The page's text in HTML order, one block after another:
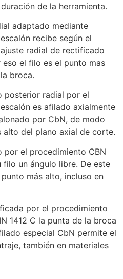
de la herramienta.
adaptado mediante
recibe según el
radial de rectificado
el filo es el punto mas
broca.
posterior radial por el
es afilado axialmente
por CbN, de modo
alto del plano axial de corte.
el procedimiento CBN
filo un ángulo libre. De este
más alto, incluso en
por el procedimiento
1412 C la punta de la broca
especial CbN permite el
también en materiales